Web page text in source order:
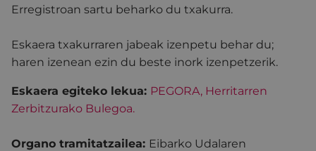
Erregistroan sartu beharko du txakurra.
Eskaera txakurraren jabeak izenpetu behar du;
haren izenean ezin du beste inork izenpetzerik.
Eskaera egiteko lekua: PEGORA, Herritarren
Zerbitzurako Bulegoa.
Organo tramitatzailea: Eibarko Udalaren